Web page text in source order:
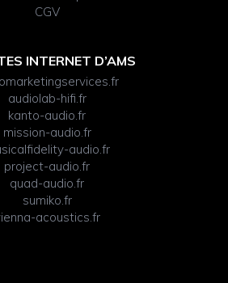
CGV
INTERNET D’AMS
audiolab-hifi.fr
kanto-audio.fr
mission-audio.fr
audio.fr
project-audio.fr
quad-audio.fr
sumiko.fr
acoustics.fr